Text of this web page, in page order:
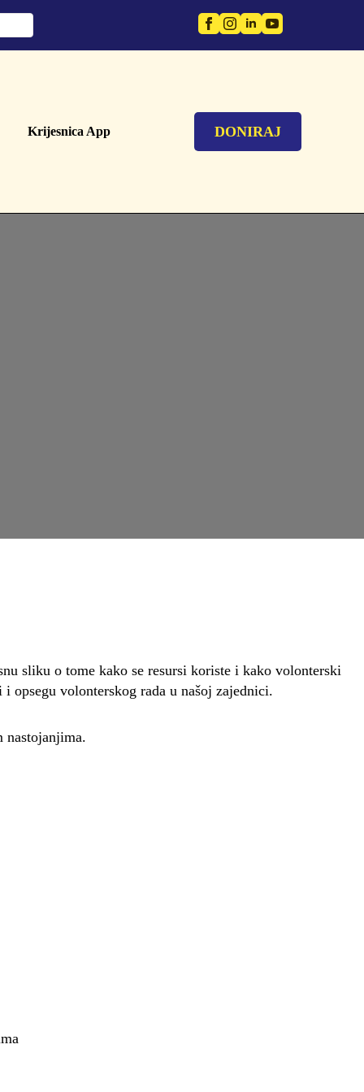
Krijesnica App DONIRAJ
sliku o tome kako se resursi koriste i kako volonterski
volonterskog rada u našoj zajednici.
nastojanjima.